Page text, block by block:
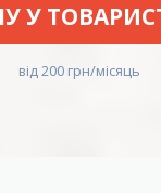
У
від 200 грн/місяць